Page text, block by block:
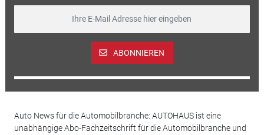
ABONNIEREN
Auto News für die Automobilbranche: AUTOHAUS ist eine
unabhängige Abo-Fachzeitschrift für die Automobilbranche und